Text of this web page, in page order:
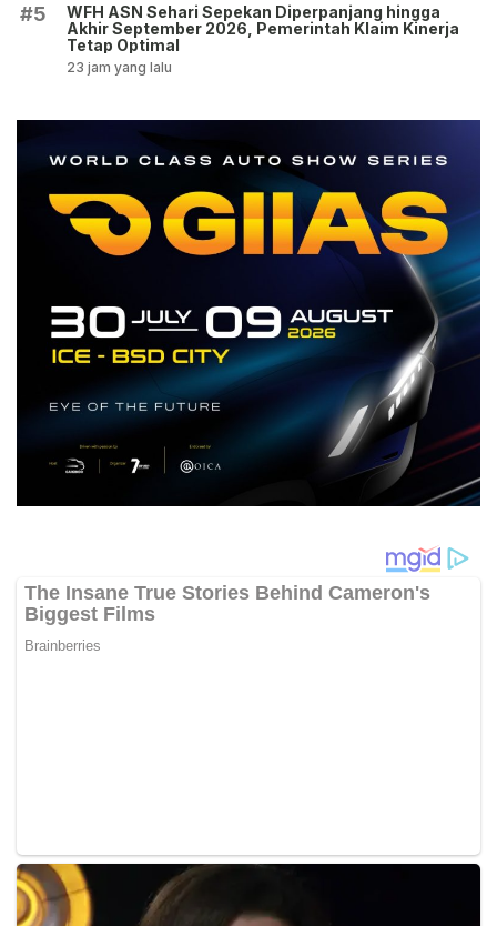
#5
WFH ASN Sehari Sepekan Diperpanjang hingga
Akhir September 2026, Pemerintah Klaim Kinerja
Tetap Optimal
23 jam yang lalu